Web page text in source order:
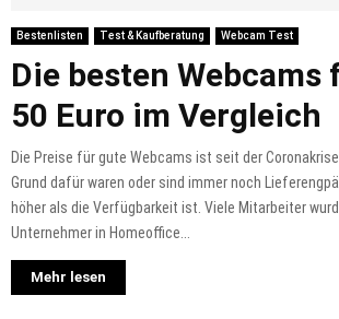
Bestenlisten Test & Kaufberatung Webcam Test
Die besten
50 Euro im Vergleich
Die Preise für gute Webcams ist seit der
Grund dafür waren oder sind immer noch
höher als die Verfügbarkeit ist. Viele Mitarbeiter
Unternehmer in Homeoffice...
Mehr lesen